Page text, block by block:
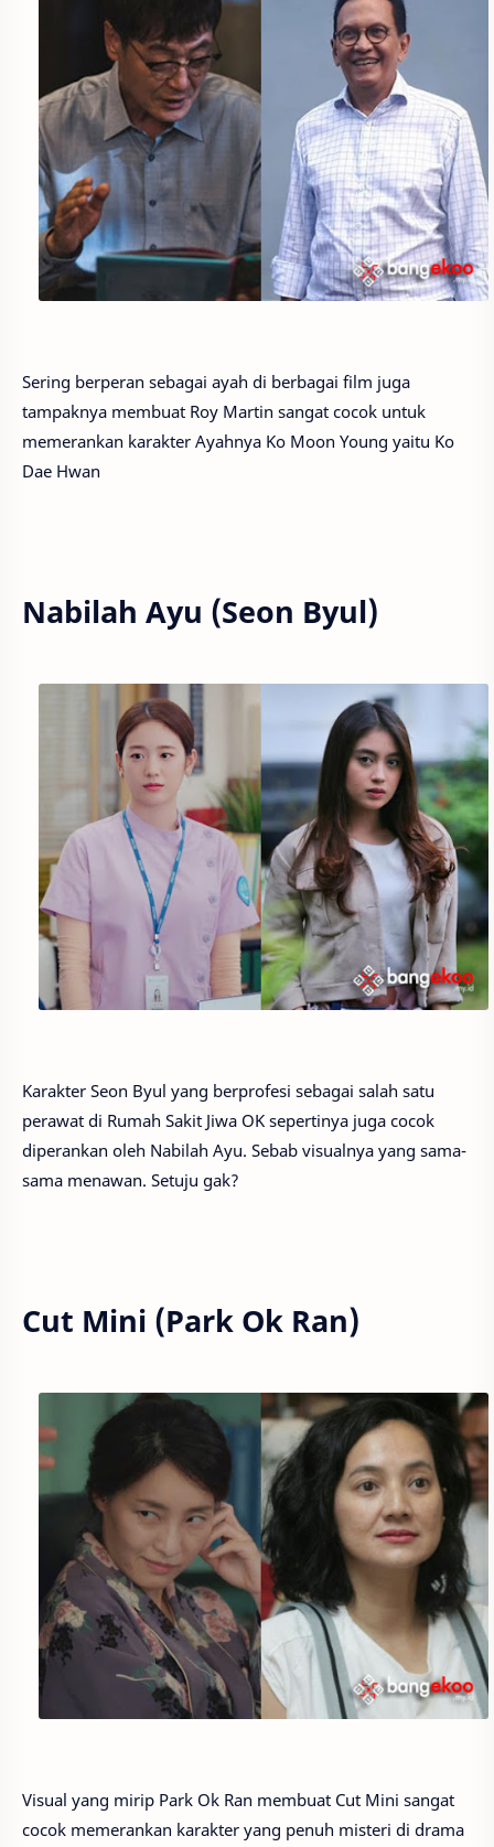
Sering berperan sebagai ayah di berbagai film juga
tampaknya membuat Roy Martin sangat cocok untuk
memerankan karakter Ayahnya Ko Moon Young yaitu Ko
Dae Hwan
Nabilah Ayu (Seon Byul)
Karakter Seon Byul yang berprofesi sebagai salah satu
perawat di Rumah Sakit Jiwa OK sepertinya juga cocok
diperankan oleh Nabilah Ayu. Sebab visualnya yang sama-
sama menawan. Setuju gak?
Cut Mini (Park Ok Ran)
Visual yang mirip Park Ok Ran membuat Cut Mini sangat
cocok memerankan karakter yang penuh misteri di drama